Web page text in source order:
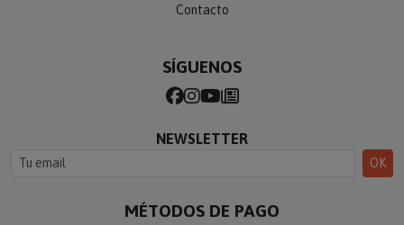
Contacto
SÍGUENOS
NEWSLETTER
OK
MÉTODOS DE PAGO